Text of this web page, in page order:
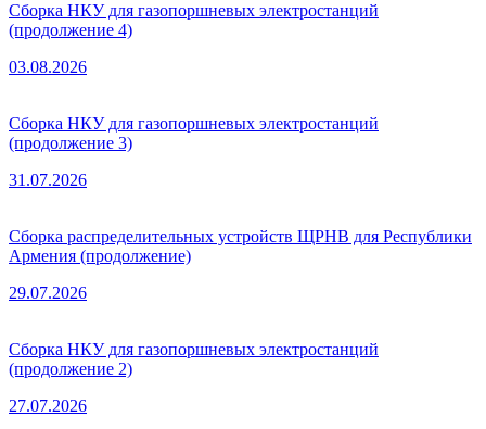
Сборка НКУ для газопоршневых электростанций
(продолжение 4)
03.08.2026
Сборка НКУ для газопоршневых электростанций
(продолжение 3)
31.07.2026
Сборка распределительных устройств ЩРНВ для Республики
Армения (продолжение)
29.07.2026
Сборка НКУ для газопоршневых электростанций
(продолжение 2)
27.07.2026